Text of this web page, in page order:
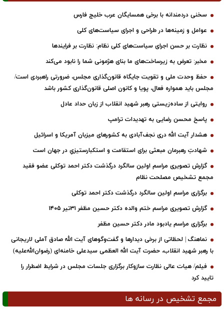
سخنی دردمندانه با برخی همسایگان عرب خلیج فارس
عوامل و زمینه‌ها در طراحی و اجرای سیاست‌های کلی
نظارت بر حسن اجرای سیاست‌های کلی نظام: نظارت بر فرایندها
مخبر: تعرض به زیرساخت‌های ما بنای هژمونی شما را نابود می‌کند
حفظ وحدت ملی و تقویت جایگاه قانون‌گذاری مجلس، ضرورتی راهبردی است/
مجلس باید همواره فعال، پویا و کانون اصلی قانون‌گذاری کشور باشد
روایتی از ساده‌زیستی رهبر شهید انقلاب از زبان حداد عادل
پاسخ محسن رضایی به تهدیدات ترامپ
هشدار آیت الله دری نجف‌آبادی به کشورهای میزبان آمریکا و اسرائیل
شهادتِ رهبرمان مبعثی برای استقامت و استکبارستیزیِ در جهان است
گزارش تصویری مراسم اولین سالگرد درگذشت دکتر احمد توکلی عضو فقید
مجمع تشخیص مصلحت نظام
برگزاری مراسم اولین سالگرد درگذشت دکتر احمد توکلی
گزارش تصویری مراسم ختم والده دکتر حسین مظفر ۳۱تیر ۱۴۰۵
برگزاری مراسم یادبود مادر دکتر حسین مظفر
نماهنگ | لحظاتی از برخی دیدارها و گفت‌وگوهای آیت ‌الله صادق آملی لاریجانی
با رهبر شهید انقلاب، حضرت آیت‌ الله العظمی سیدعلی خامنه‌ای (رضوان‌الله‌علیه)
فیلم/ هیات عالی نظارت سازوکار برگزاری جلسات مجلس در شرایط اضطرار را
تایید کرد
مجمع تشخیص در رسانه ها